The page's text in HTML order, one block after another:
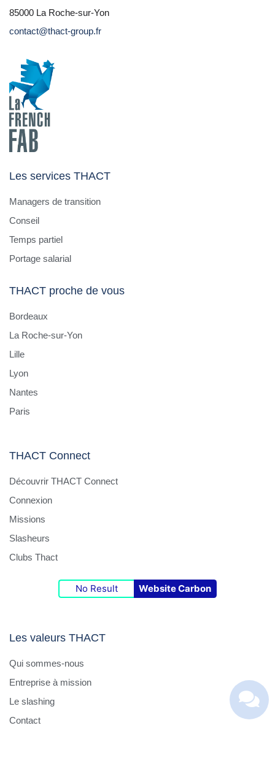
85000 La Roche-sur-Yon
contact@thact-group.fr
Les services THACT
Managers de transition
Conseil
Temps partiel
Portage salarial
THACT proche de vous
Bordeaux
La Roche-sur-Yon
Lille
Lyon
Nantes
Paris
THACT Connect
Découvrir THACT Connect
Connexion
Missions
Slasheurs
Clubs Thact
No Result Website Carbon
Les valeurs THACT
Qui sommes-nous
Entreprise à mission
Le slashing
Contact